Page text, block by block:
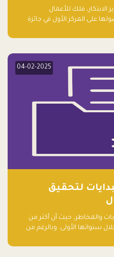
٢٠٢٤
الابتكار، فلك للأعمال
على المركز الأول في جائزة
04-02-2025
لتحقيق
والمخاطر، حيث أن أكثر من
سنواتها الأولى. وبالرغم من
قد تعرقل نجاحهم. في هذا